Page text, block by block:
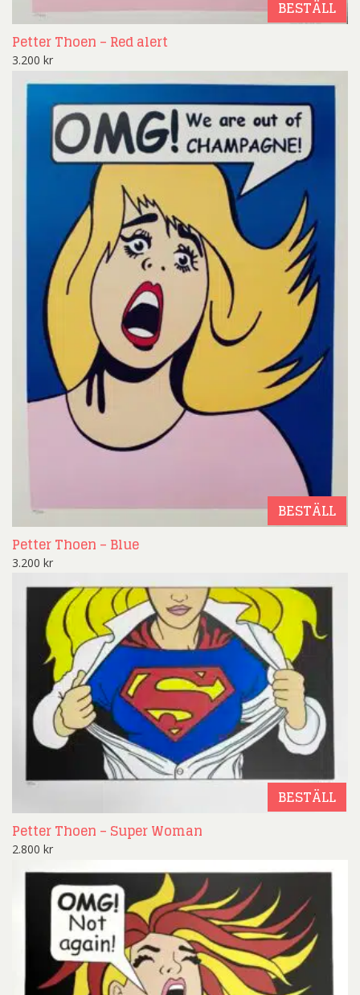
BESTÄLL
Petter Thoen – Red alert
3.200 kr
BESTÄLL
Petter Thoen – Blue
3.200 kr
BESTÄLL
Petter Thoen – Super Woman
2.800 kr